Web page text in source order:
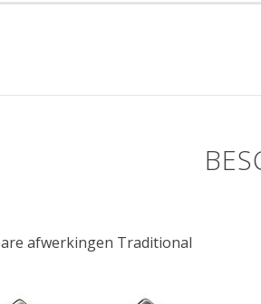
afwerkingen Traditional